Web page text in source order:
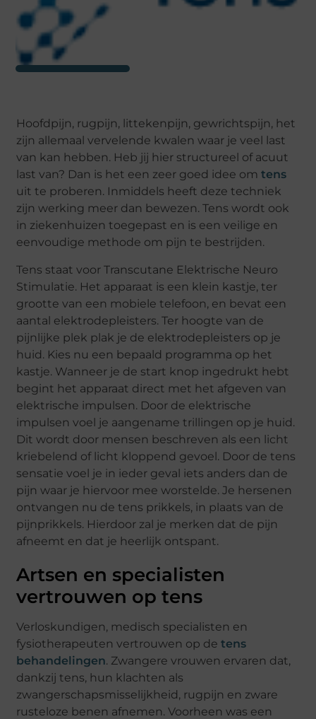
Hoofdpijn, rugpijn, littekenpijn, gewrichtspijn, het
zijn allemaal vervelende kwalen waar je veel last
van kan hebben. Heb jij hier structureel of acuut
last van? Dan is het een zeer goed idee omtens
uit te proberen. Inmiddels heeft deze techniek
zijn werking meer dan bewezen. Tens wordt ook
in ziekenhuizen toegepast en is een veilige en
eenvoudige methode om pijn te bestrijden.
Tens staat voor Transcutane Elektrische Neuro
Stimulatie. Het apparaat is een klein kastje, ter
grootte van een mobiele telefoon, en bevat een
aantal elektrodepleisters. Ter hoogte van de
pijnlijke plek plak je de elektrodepleisters op je
huid. Kies nu een bepaald programma op het
kastje. Wanneer je de start knop ingedrukt hebt
begint het apparaat direct met het afgeven van
elektrische impulsen. Door de elektrische
impulsen voel je aangename trillingen op je huid.
Dit wordt door mensen beschreven als een licht
kriebelend of licht kloppend gevoel. Door de tens
sensatie voel je in ieder geval iets anders dan de
pijn waar je hiervoor mee worstelde. Je hersenen
ontvangen nu de tens prikkels, in plaats van de
pijnprikkels. Hierdoor zal je merken dat de pijn
afneemt en dat je heerlijk ontspant.
Artsen en specialisten
vertrouwen op tens
Verloskundigen, medisch specialisten en
fysiotherapeuten vertrouwen op detens
behandelingen. Zwangere vrouwen ervaren dat,
dankzij tens, hun klachten als
zwangerschapsmisselijkheid, rugpijn en zware
rusteloze benen afnemen. Voorheen was een